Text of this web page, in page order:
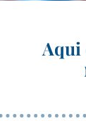
Aqui